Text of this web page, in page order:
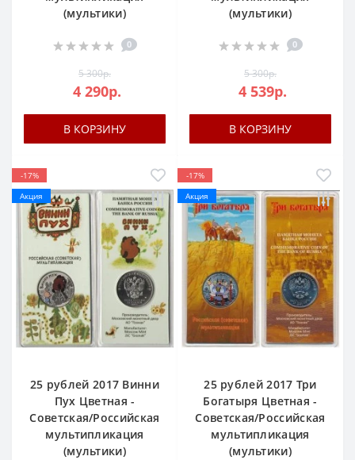
(мультики)
0
5 300р.
4 290р.
В КОРЗИНУ
(мультики)
0
5 300р.
4 539р.
В КОРЗИНУ
-17%
Акция
25 рублей 2017 Винни
Пух Цветная -
Советская/Российская
мультипликация
(мультики)
-17%
Акция
25 рублей 2017 Три
Богатыря Цветная -
Советская/Российская
мультипликация
(мультики)